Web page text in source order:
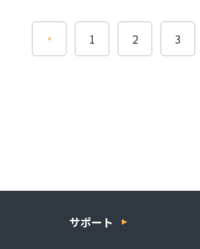
1 2 3
サポート